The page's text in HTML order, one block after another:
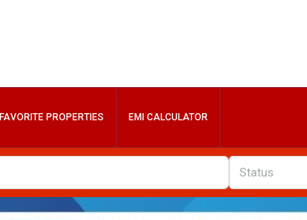
FAVORITE PROPERTIES EMI CALCULATOR
Status